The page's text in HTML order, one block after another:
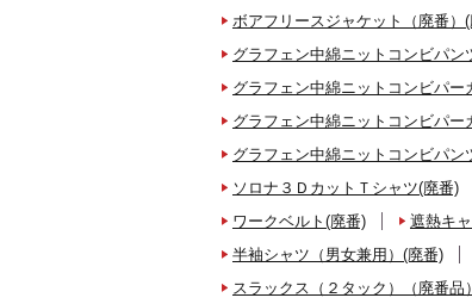
ボアフリースジャケット（廃番）
グラフェン中綿ニットコンビパン
グラフェン中綿ニットコンビパー
グラフェン中綿ニットコンビパー
グラフェン中綿ニットコンビパン
ソロナ３ＤカットＴシャツ(廃番)
ワークベルト(廃番)
遮熱キ
半袖シャツ（男女兼用）(廃番)
スラックス（２タック）（廃番品